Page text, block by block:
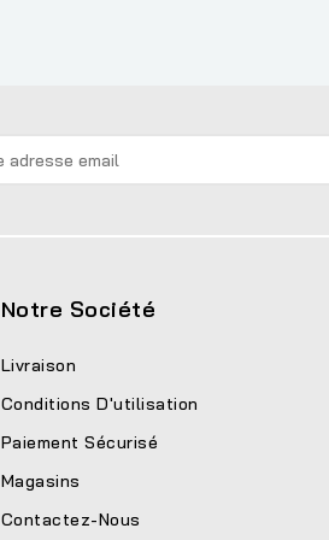
Notre Société
Livraison
Conditions D'utilisation
Paiement Sécurisé
Magasins
Contactez-Nous